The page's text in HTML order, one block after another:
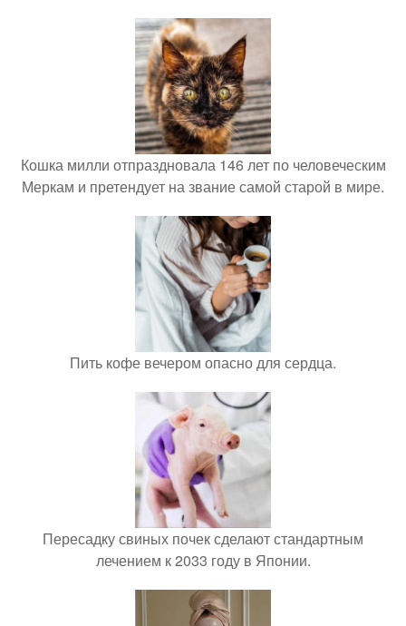
Кошка милли отпраздновала 146 лет по человеческим
Меркам и претендует на звание самой старой в мире.
Пить кофе вечером опасно для сердца.
Пересадку свиных почек сделают стандартным
лечением к 2033 году в Японии.